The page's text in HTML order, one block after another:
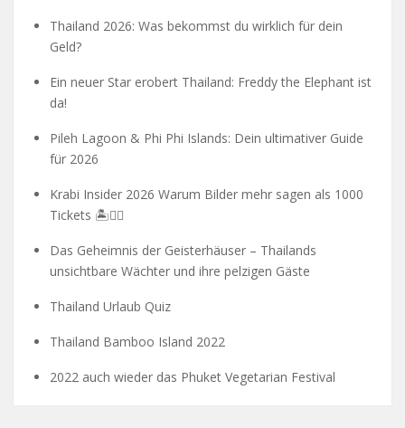
Thailand 2026: Was bekommst du wirklich für dein
Geld?
Ein neuer Star erobert Thailand: Freddy the Elephant ist
da!
Pileh Lagoon & Phi Phi Islands: Dein ultimativer Guide
für 2026
Krabi Insider 2026 Warum Bilder mehr sagen als 1000
Tickets 🏝️🧗‍♂️
Das Geheimnis der Geisterhäuser – Thailands
unsichtbare Wächter und ihre pelzigen Gäste
Thailand Urlaub Quiz
Thailand Bamboo Island 2022
2022 auch wieder das Phuket Vegetarian Festival